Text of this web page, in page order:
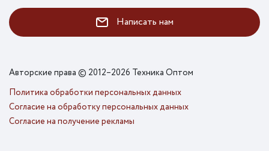
Написать нам
Авторские права © 2012–2026 Техника Оптом
Политика обработки персональных данных
Согласие на обработку персональных данных
Согласие на получение рекламы